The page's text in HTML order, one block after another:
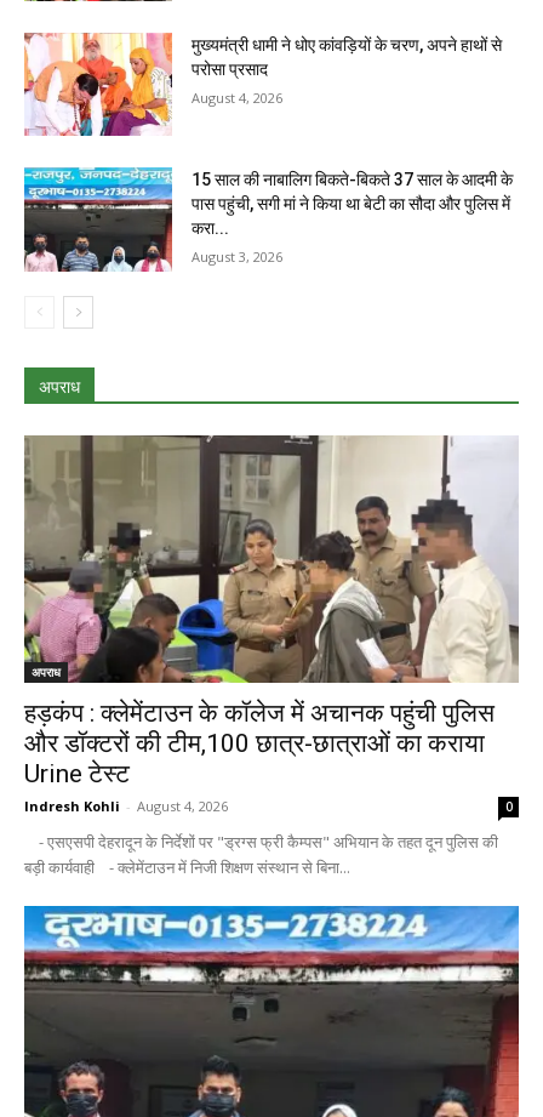
मुख्यमंत्री धामी ने धोए कांवड़ियों के चरण, अपने हाथों से
परोसा प्रसाद
August 4, 2026
15 साल की नाबालिग बिकते-बिकते 37 साल के आदमी के
पास पहुंची, सगी मां ने किया था बेटी का सौदा और पुलिस में
करा...
August 3, 2026
अपराध
अपराध
हड़कंप : क्लेमेंटाउन के कॉलेज में अचानक पहुंची पुलिस
और डॉक्टरों की टीम,100 छात्र-छात्राओं का कराया
Urine टेस्ट
Indresh Kohli - August 4, 2026 0
- एसएसपी देहरादून के निर्देशों पर "ड्रग्स फ्री कैम्पस" अभियान के तहत दून पुलिस की
बड़ी कार्यवाही - क्लेमेंटाउन में निजी शिक्षण संस्थान से बिना...